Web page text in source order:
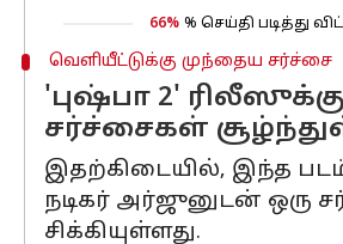
66% % செய்தி படித்து
வெளியீட்டுக்கு முந்தைய சர்ச்சை
'புஷ்பா 2'
சர்ச்சைகள்
இதற்கிடையில், இந்த
நடிகர் அர்ஜுனுடன் ஒரு
சிக்கியுள்ளது.